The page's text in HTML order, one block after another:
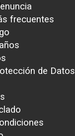
frecuentes
de Datos